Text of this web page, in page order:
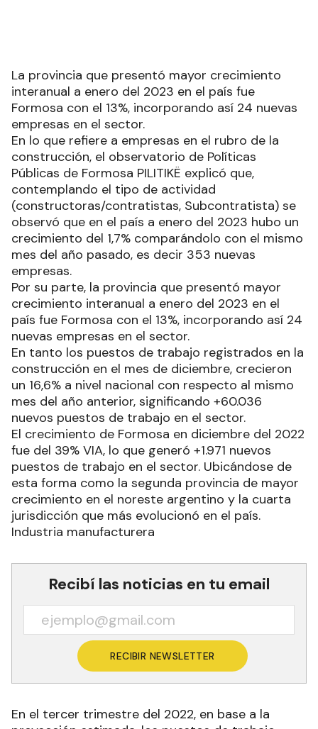
La provincia que presentó mayor crecimiento
interanual a enero del 2023 en el país fue
Formosa con el 13%, incorporando así 24 nuevas
empresas en el sector.
En lo que refiere a empresas en el rubro de la
construcción, el observatorio de Políticas
Públicas de Formosa PILITIKË explicó que,
contemplando el tipo de actividad
(constructoras/contratistas, Subcontratista) se
observó que en el país a enero del 2023 hubo un
crecimiento del 1,7% comparándolo con el mismo
mes del año pasado, es decir 353 nuevas
empresas.
Por su parte, la provincia que presentó mayor
crecimiento interanual a enero del 2023 en el
país fue Formosa con el 13%, incorporando así 24
nuevas empresas en el sector.
En tanto los puestos de trabajo registrados en la
construcción en el mes de diciembre, crecieron
un 16,6% a nivel nacional con respecto al mismo
mes del año anterior, significando +60.036
nuevos puestos de trabajo en el sector.
El crecimiento de Formosa en diciembre del 2022
fue del 39% VIA, lo que generó +1.971 nuevos
puestos de trabajo en el sector. Ubicándose de
esta forma como la segunda provincia de mayor
crecimiento en el noreste argentino y la cuarta
Industria manufacturera
Recibí las noticias en tu email
RECIBIR NEWSLETTER